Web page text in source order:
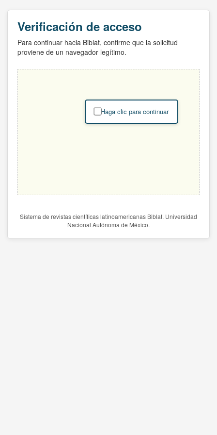
Verificación de acceso
Para continuar hacia Biblat, confirme que la solicitud
proviene de un navegador legítimo.
Haga clic para continuar
Sistema de revistas científicas latinoamericanas Biblat. Universidad
Nacional Autónoma de México.